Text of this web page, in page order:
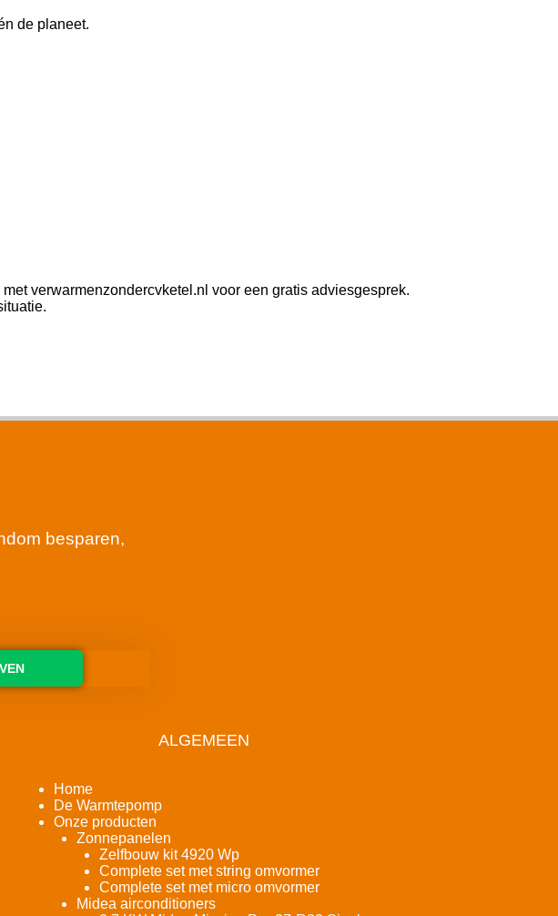
de planeet.
verwarmenzondercvketel.nl voor een gratis adviesgesprek.
besparen,
ALGEMEEN
Home
De Warmtepomp
Onze producten
Zonnepanelen
Zelfbouw kit 4920 Wp
Complete set met string omvormer
Complete set met micro omvormer
Midea airconditioners